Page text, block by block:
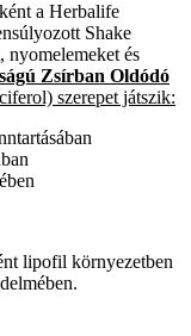
a Herbalife
Shake
nyomelemeket és
Zsírban Oldódó
szerepet játszik:
lipofil környezetben